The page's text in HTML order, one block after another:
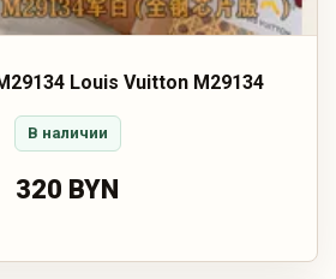
Louis Vuitton M29134
В наличии
320 BYN